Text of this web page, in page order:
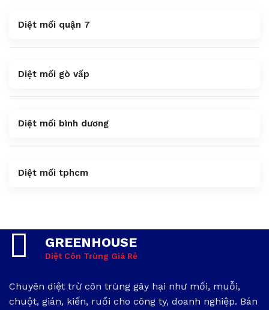
Diệt mối quận 7
Diệt mối gò vấp
Diệt mối bình dương
Diệt mối tphcm
GREENHOUSE
Diệt Côn Trùng Giá Rẻ
Chuyên diệt trừ côn trùng gây hại như mối, muỗi,
chuột, gián, kiến, ruồi cho công ty, doanh nghiệp. Bán